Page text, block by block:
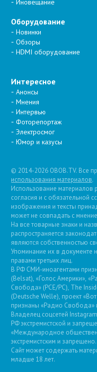
Иновещание
Оборудование
Новинки
Обзоры
HDMI оборудование
Интересное
Анонсы
Мнения
Интервью
Фоторепортаж
Электросмог
Юмор и казусы
© 2014-2026 OBOB.TV. Все
использования материалов.
Использование материалов
согласия и с обязательной
изображения и тексты
может не совпадать с
На все товарные знаки и
распространяется
являются собственностью
Упоминание их в документе
правами третьих лиц.
В РФ СМИ-иноагентами
(Belsat), «Голос Америки»,
Свобода» (PCE/PC), The
(Deutsche Welle), проект
признаны «Радио Свобода»
Владелец соцсетей
РФ экстремистской и
«Международное
экстремистским и запрещено.
Сайт может содержать
младше 18 лет.